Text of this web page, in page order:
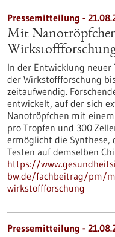
Pressemitteilung -
Mit
In der Entwicklung neuer
der Wirkstoffforschung
zeitaufwendig.
entwickelt, auf der sich
Nanotröpfchen mit
pro Tropfen und 300
ermöglicht die Synthese,
Testen auf demselben
https://
bw.de/fachbeitrag/pm/
wirkstoffforschung
Pressemitteilung -